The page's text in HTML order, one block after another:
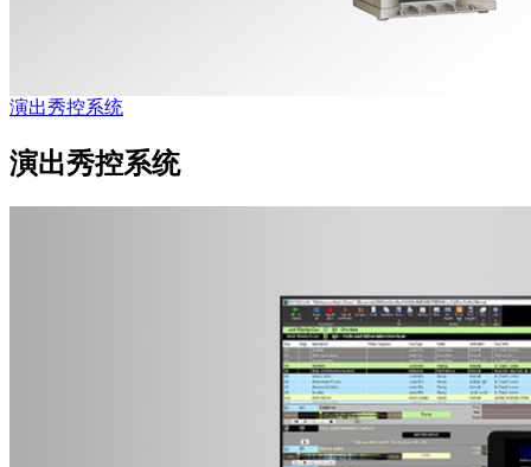
演出秀控系统
演出秀控系统